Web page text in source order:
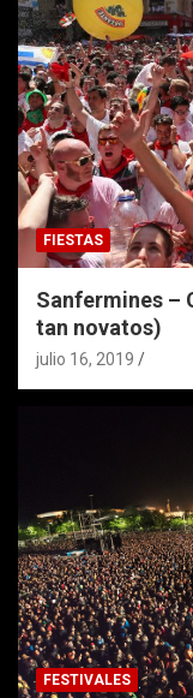
FIESTAS
Sanfermines –
tan novatos)
julio 16, 2019
FESTIVALES